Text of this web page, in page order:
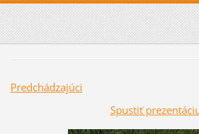
Predchádzajúci
Spustiť